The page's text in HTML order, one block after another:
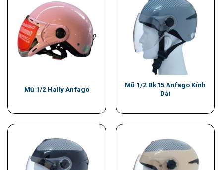
Mũ 1/2 Hally Anfago
Mũ 1/2 Bk15 Anfago Kính
Dài